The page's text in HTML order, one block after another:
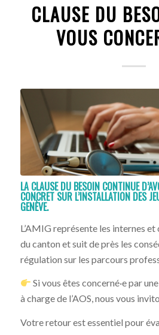
CLAUSE DU
VOUS
LA CLAUSE DU BESOIN CONTINUE
CONCRET SUR L’INSTALLATION DES
GENÈVE.
L’AMIG représente les internes et
du canton et suit de près les
régulation sur les parcours
Si vous êtes concerné·e par
à charge de l’AOS, nous vous
Votre retour est essentiel pour